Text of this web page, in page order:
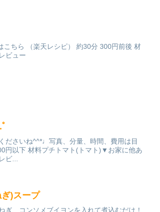
こちら （楽天レシピ） 約30分 300円前後 材
ビュー
ださいね^^*♩写真、分量、時間、費用は目
円以下 材料プチトマト(トマト)▼お家に他あ
ビ...
)スープ
、コンソメブイヨンを入れて煮込むだけ！